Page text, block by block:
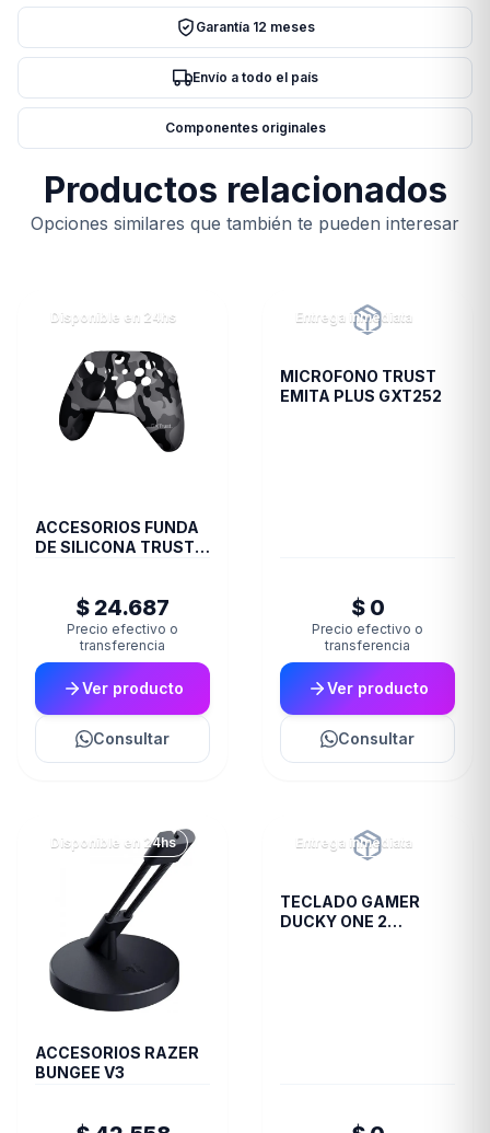
BOX
RED
SWICHT
SHOT
PBT
MECANICO
cantidad
Garantía 12 meses
Envío a todo el país
Componentes originales
Productos relacionados
Opciones similares que también te pueden interesar
Disponible en 24hs
ACCESORIOS FUNDA
DE SILICONA TRUST
$ 24.687
Precio efectivo o
transferencia
Ver producto
Consultar
Entrega inmediata
MICROFONO TRUST
EMITA PLUS GXT252
$ 0
Precio efectivo o
transferencia
Ver producto
Consultar
Disponible en 24hs
ACCESORIOS RAZER
BUNGEE V3
Entrega inmediata
TECLADO GAMER
DUCKY ONE 2